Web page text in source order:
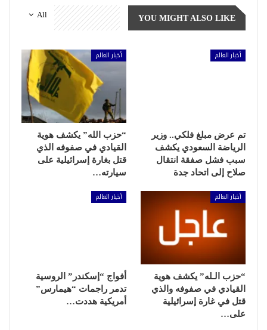
All YOU MIGHT ALSO LIKE
أخبار العالم
تم عرض مبلغ فلكي.. وزير
الرياضة السعودي يكشف
سبب فشل صفقة انتقال
صلاح إلى اتحاد جدة
أخبار العالم
“حزب الله” يكشف هوية
القيادي في صفوفه الذي
قتل بغارة إسرائيلية على
سيارته…
أخبار العالم
“حزب الـله” يكشف هوية
القيادي في صفوفه والذي
قتل في غارة إسرائيلية
على…
أخبار العالم
أفواج “إسكندر” الروسية
تدمر راجمات “هيمارس”
أمريكية هددت…